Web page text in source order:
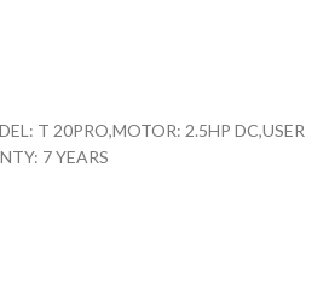
T 20PRO,MOTOR: 2.5HP DC,USER
7 YEARS